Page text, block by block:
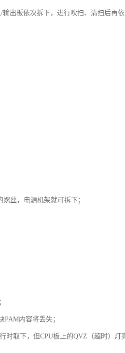
出板依次拆下，进行吹扫、清扫后再
丝，电源机架就可拆下；
内容将丢失；
取下，但CPU板上的QVZ（超时）灯